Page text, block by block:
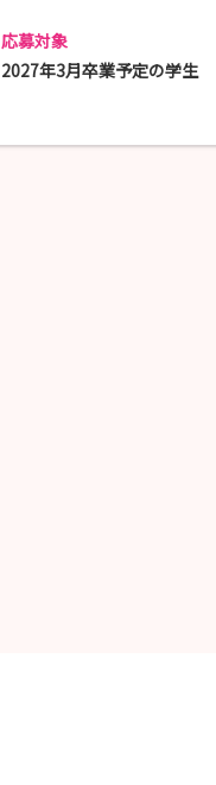
応募対象
2027年3月卒業予定の学生